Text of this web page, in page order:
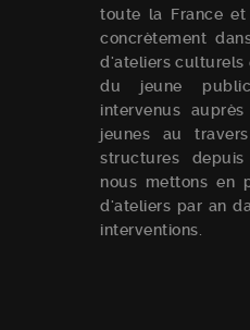
toute la France et
concrètement
d'ateliers culturels
du jeune
intervenus
jeunes au
structures
nous mettons en
d'ateliers par an
interventions.